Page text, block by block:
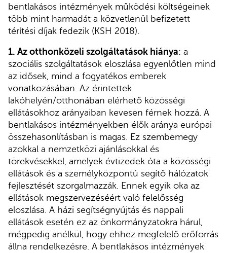
bentlakásos intézmények működési költségeinek
több mint harmadát a közvetlenül befizetett
térítési díjak fedezik (KSH 2018).
1. Az otthonközeli szolgáltatások hiánya: a
szociális szolgáltatások eloszlása egyenlőtlen mind
az idősek, mind a fogyatékos emberek
vonatkozásában. Az érintettek
lakóhelyén/otthonában elérhető közösségi
ellátásokhoz arányaiban kevesen férnek hozzá. A
bentlakásos intézményekben élők aránya európai
összehasonlításban is magas. Ez szembemegy
azokkal a nemzetközi ajánlásokkal és
törekvésekkel, amelyek évtizedek óta a közösségi
ellátások és a személyközpontú segítő hálózatok
fejlesztését szorgalmazzák. Ennek egyik oka az
ellátások megszervezéséért való felelősség
eloszlása. A házi segítségnyújtás és nappali
ellátások esetén ez az önkormányzatokra hárul,
mégpedig anélkül, hogy ehhez megfelelő erőforrás
állna rendelkezésre. A bentlakásos intézmények